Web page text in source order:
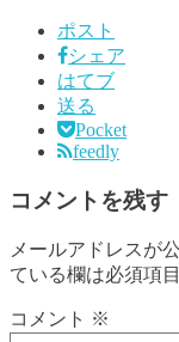
ポスト
シェア
はてブ
送る
Pocket
feedly
コメントを残す
メールアドレスが
ている欄は必須項
コメント ※